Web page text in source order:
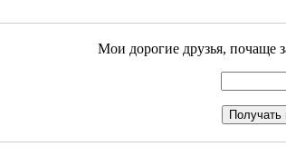
Мои дорогие друзья, почаще